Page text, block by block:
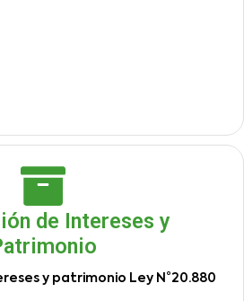
de Intereses y
y patrimonio Ley N°20.880